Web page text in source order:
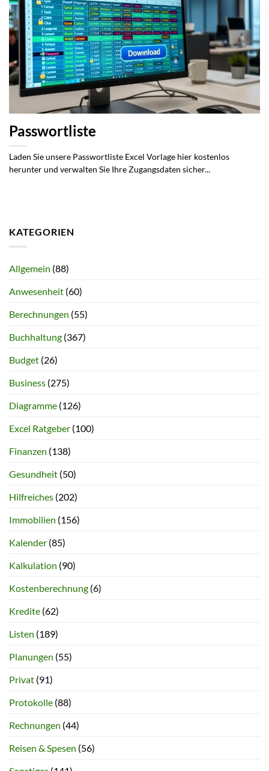
Passwortliste
Laden Sie unsere Passwortliste Excel Vorlage hier kostenlos
herunter und verwalten Sie Ihre Zugangsdaten sicher...
KATEGORIEN
Allgemein (88)
Anwesenheit (60)
Berechnungen (55)
Buchhaltung (367)
Budget (26)
Business (275)
Diagramme (126)
Excel Ratgeber (100)
Finanzen (138)
Gesundheit (50)
Hilfreiches (202)
Immobilien (156)
Kalender (85)
Kalkulation (90)
Kostenberechnung (6)
Kredite (62)
Listen (189)
Planungen (55)
Privat (91)
Protokolle (88)
Rechnungen (44)
Reisen & Spesen (56)